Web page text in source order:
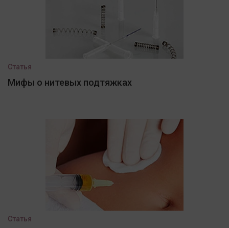
Статья
Мифы о нитевых подтяжках
Статья